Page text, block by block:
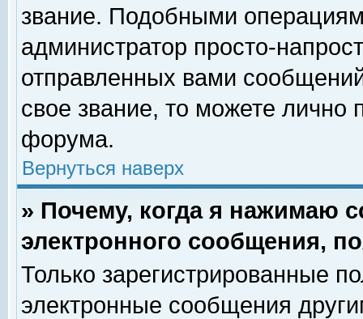
звание. Подобными
администратор просто-
отправленных вами
свое звание, то можете лично
форума.
Вернуться наверх
» Почему, когда я нажимаю
электронного сообщения,
Только зарегистрированные
электронные сообщения